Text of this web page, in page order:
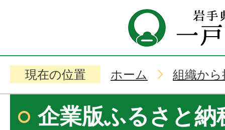
現在の位置 ホーム 組織か
企業版ふるさと納